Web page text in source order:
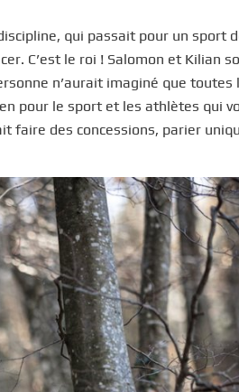
qui passait pour un sport
C’est le roi ! Salomon et Kilian
n’aurait imaginé que toutes
pour le sport et les athlètes qui
faire des concessions, parier